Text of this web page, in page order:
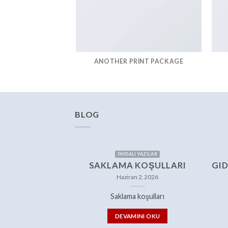
ANOTHER PRINT PACKAGE
BLOG
FAYDALI YAZILAR
SAKLAMA KOŞULLARI
Haziran 2, 2026
Saklama koşulları
DEVAMINI OKU